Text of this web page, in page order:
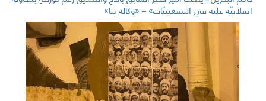
انقلابيَّة عليه في التسعينيَّات» – «وكالة بنا»